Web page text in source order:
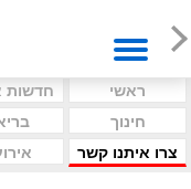
ראשי חדשות
חינוך
צרו איתנו קשר